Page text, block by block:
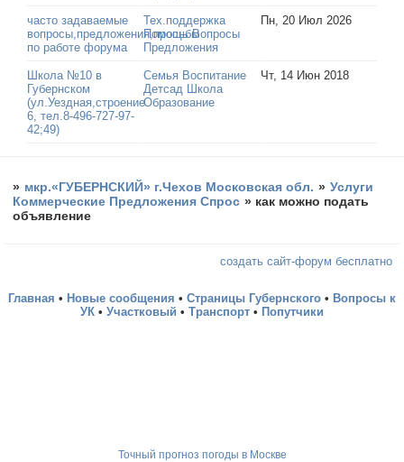
часто задаваемые
вопросы,предложения,просьбы
по работе форума
Тех.поддержка
Помощь Вопросы
Предложения
Пн, 20 Июл 2026
Школа №10 в
Губернском
(ул.Уездная,строение
6, тел.8-496-727-97-
42;49)
Семья Воспитание
Детсад Школа
Образование
Чт, 14 Июн 2018
» мкр.«ГУБЕРНСКИЙ» г.Чехов Московская обл. » Услуги
Коммерческие Предложения Спрос » как можно подать
объявление
создать сайт-форум бесплатно
Главная • Новые сообщения • Страницы Губернского • Вопросы к
УК • Участковый • Транспорт • Попутчики
Точный прогноз погоды в Москве